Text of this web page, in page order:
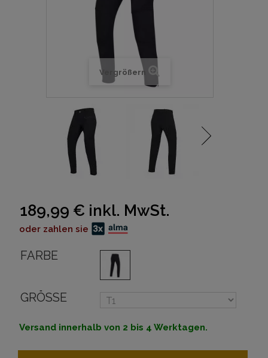
Vergrößern
189,99 € inkl. MwSt.
oder zahlen sie
FARBE
GRÖSSE
Versand innerhalb von 2 bis 4 Werktagen.